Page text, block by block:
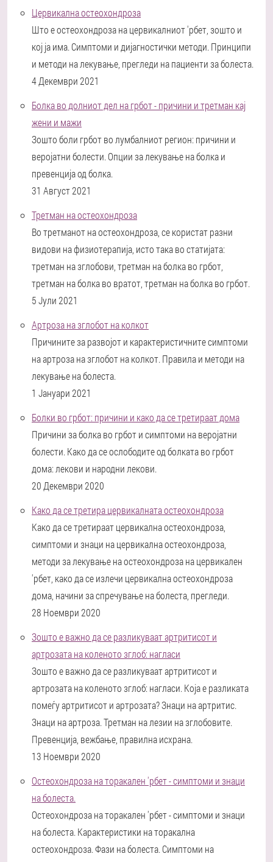
Цервикална остеохондроза
Што е остеохондроза на цервикалниот 'рбет, зошто и
кој ја има. Симптоми и дијагностички методи. Принципи
и методи на лекување, прегледи на пациенти за болеста.
4 Декември 2021
Болка во долниот дел на грбот - причини и третман кај
жени и мажи
Зошто боли грбот во лумбалниот регион: причини и
веројатни болести. Опции за лекување на болка и
превенција од болка.
31 Август 2021
Третман на остеохондроза
Во третманот на остеохондроза, се користат разни
видови на физиотерапија, исто така во статијата:
третман на зглобови, третман на болка во грбот,
третман на болка во вратот, третман на болка во грбот.
5 Јули 2021
Артроза на зглобот на колкот
Причините за развојот и карактеристичните симптоми
на артроза на зглобот на колкот. Правила и методи на
лекување на болеста.
1 Јануари 2021
Болки во грбот: причини и како да се третираат дома
Причини за болка во грбот и симптоми на веројатни
болести. Како да се ослободите од болката во грбот
дома: лекови и народни лекови.
20 Декември 2020
Како да се третира цервикалната остеохондроза
Како да се третираат цервикална остеохондроза,
симптоми и знаци на цервикална остеохондроза,
методи за лекување на остеохондроза на цервикален
'рбет, како да се излечи цервикална остеохондроза
дома, начини за спречување на болеста, прегледи.
28 Ноември 2020
Зошто е важно да се разликуваат артритисот и
артрозата на коленото зглоб: нагласи
Зошто е важно да се разликуваат артритисот и
артрозата на коленото зглоб: нагласи. Која е разликата
помеѓу артритисот и артрозата? Знаци на артритис.
Знаци на артроза. Третман на лезии на зглобовите.
Превенција, вежбање, правилна исхрана.
13 Ноември 2020
Остеохондроза на торакален 'рбет - симптоми и знаци
на болеста.
Остеохондроза на торакален 'рбет - симптоми и знаци
на болеста. Карактеристики на торакална
остеохондроза. Фази на болеста. Симптоми на